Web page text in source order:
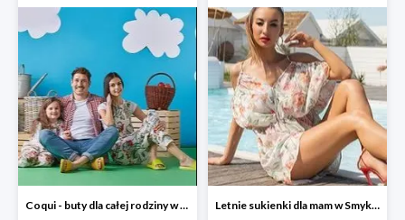
Coqui - buty dla całej rodziny w Smyku do -20% Letnie sukienki dla mam w Smyku do -25%